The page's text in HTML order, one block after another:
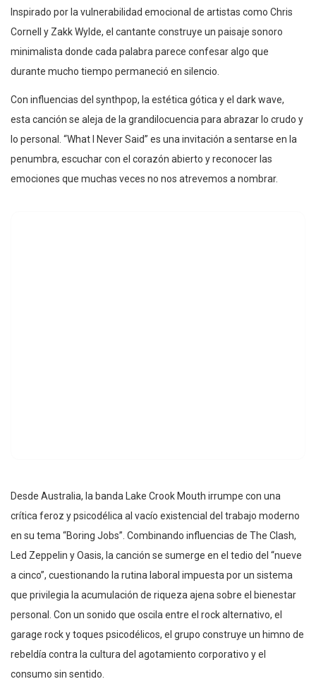
Inspirado por la vulnerabilidad emocional de artistas como Chris
Cornell y Zakk Wylde, el cantante construye un paisaje sonoro
minimalista donde cada palabra parece confesar algo que
durante mucho tiempo permaneció en silencio.
Con influencias del synthpop, la estética gótica y el dark wave,
esta canción se aleja de la grandilocuencia para abrazar lo crudo y
lo personal. “What I Never Said” es una invitación a sentarse en la
penumbra, escuchar con el corazón abierto y reconocer las
emociones que muchas veces no nos atrevemos a nombrar.
Desde Australia, la banda Lake Crook Mouth irrumpe con una
crítica feroz y psicodélica al vacío existencial del trabajo moderno
en su tema “Boring Jobs”. Combinando influencias de The Clash,
Led Zeppelin y Oasis, la canción se sumerge en el tedio del “nueve
a cinco”, cuestionando la rutina laboral impuesta por un sistema
que privilegia la acumulación de riqueza ajena sobre el bienestar
personal. Con un sonido que oscila entre el rock alternativo, el
garage rock y toques psicodélicos, el grupo construye un himno de
rebeldía contra la cultura del agotamiento corporativo y el
consumo sin sentido.